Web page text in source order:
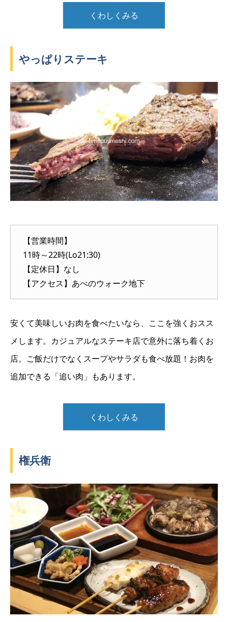
くわしくみる
やっぱりステーキ
【営業時間】
11時～22時(Lo21:30)
【定休日】なし
【アクセス】あべのウォーク地下
安くて美味しいお肉を食べたいなら、ここを強くおスス
メします。カジュアルなステーキ店で意外に落ち着くお
店。ご飯だけでなくスープやサラダも食べ放題！お肉を
追加できる「追い肉」もあります。
くわしくみる
権兵衛